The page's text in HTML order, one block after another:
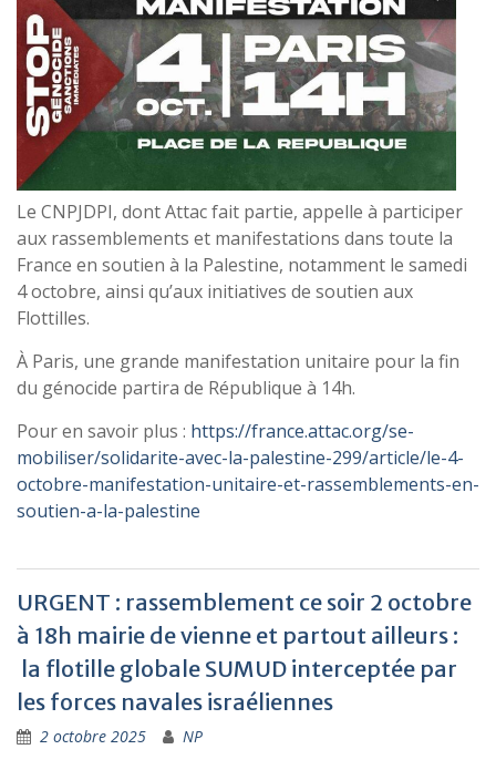
Le CNPJDPI, dont Attac fait partie, appelle à participer
aux rassemblements et manifestations dans toute la
France en soutien à la Palestine, notamment le samedi
4 octobre, ainsi qu’aux initiatives de soutien aux
Flottilles.
À Paris, une grande manifestation unitaire pour la fin
du génocide partira de République à 14h.
Pour en savoir plus : https://france.attac.org/se-
mobiliser/solidarite-avec-la-palestine-299/article/le-4-
octobre-manifestation-unitaire-et-rassemblements-en-
soutien-a-la-palestine
URGENT : rassemblement ce soir 2 octobre
à 18h mairie de vienne et partout ailleurs :
la flotille globale SUMUD interceptée par
les forces navales israéliennes
2 octobre 2025 NP